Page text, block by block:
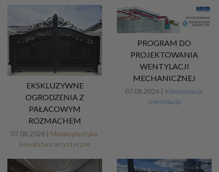
EKSKLUZYWNE
OGRODZENIA Z
PAŁACOWYM
ROZMACHEM
07.08.2026 | Metaloplastyka,
kowalstwo artystyczne
PROGRAM DO
PROJEKTOWANIA
WENTYLACJI
MECHANICZNEJ
07.08.2026 | Klimatyzacja,
wentylacja